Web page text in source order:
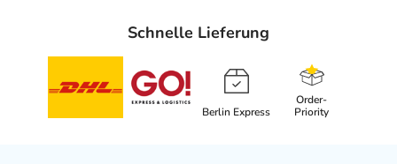
Schnelle Lieferung
Berlin Express
Order-
Priority